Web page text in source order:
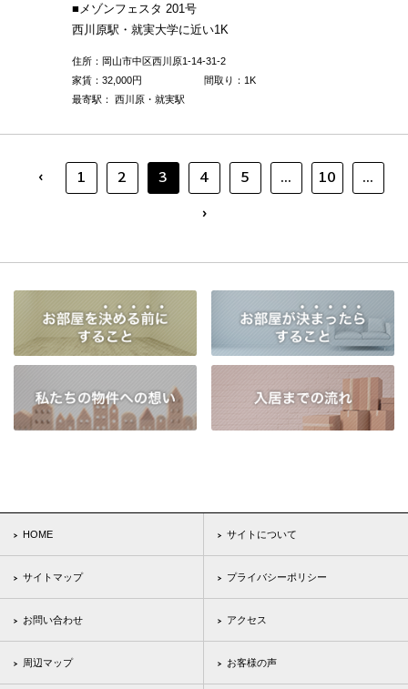
■メゾンフェスタ 201号
西川原駅・就実大学に近い1K
住所：岡山市中区西川原1-14-31-2
家賃： 32,000円
間取り：1K
最寄駅： 西川原・就実駅
‹ 1 2 3 4 5 ... 10
...
›
HOME サイトについて
サイトマップ プライバシーポリシー
お問い合わせ アクセス
周辺マップ お客様の声